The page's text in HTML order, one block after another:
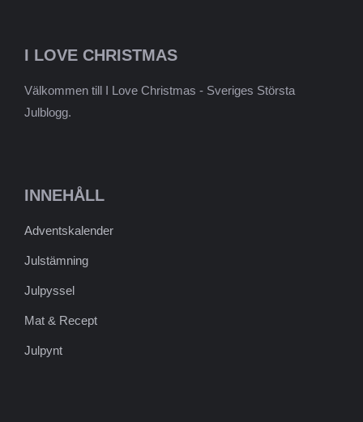
I LOVE CHRISTMAS
Välkommen till I Love Christmas - Sveriges Största
Julblogg.
INNEHÅLL
Adventskalender
Julstämning
Julpyssel
Mat & Recept
Julpynt